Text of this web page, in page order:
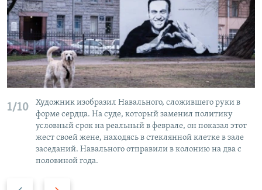
1/10
Художник изобразил Навального, сложившего руки в
форме сердца. На суде, который заменил политику
условный срок на реальный в феврале, он показал этот
жест своей жене, находясь в стеклянной клетке в зале
заседаний. Навального отправили в колонию на два с
половиной года.